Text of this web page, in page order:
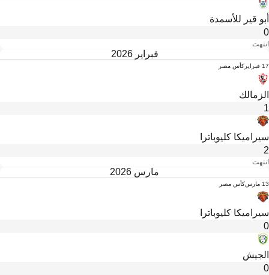
أبو قير للأسمدة
0
انتهت
فبراير 2026
17 فبراير كأس مصر
الزمالك
1
سيراميكا كليوباترا
2
انتهت
مارس 2026
13 مارس كأس مصر
سيراميكا كليوباترا
0
الجيش
0